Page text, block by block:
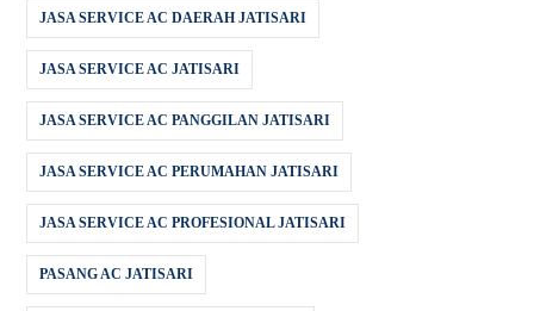
JASA SERVICE AC DAERAH JATISARI
JASA SERVICE AC JATISARI
JASA SERVICE AC PANGGILAN JATISARI
JASA SERVICE AC PERUMAHAN JATISARI
JASA SERVICE AC PROFESIONAL JATISARI
PASANG AC JATISARI